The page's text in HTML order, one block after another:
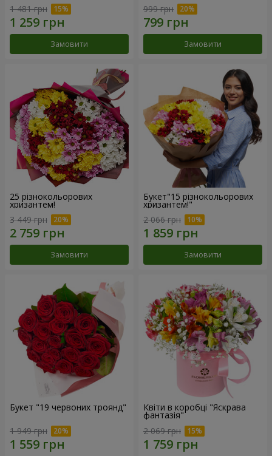
1 481 грн
Замовити
999 грн
Замовити
25 різнокольорових
хризантем!
3 449 грн
Замовити
Букет"15 різнокольорових
хризантем!"
2 066 грн
Замовити
Букет "19 червоних троянд"
1 949 грн
Квіти в коробці "Яскрава
фантазія"
2 069 грн